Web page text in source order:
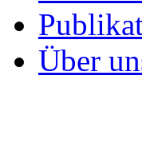
Über